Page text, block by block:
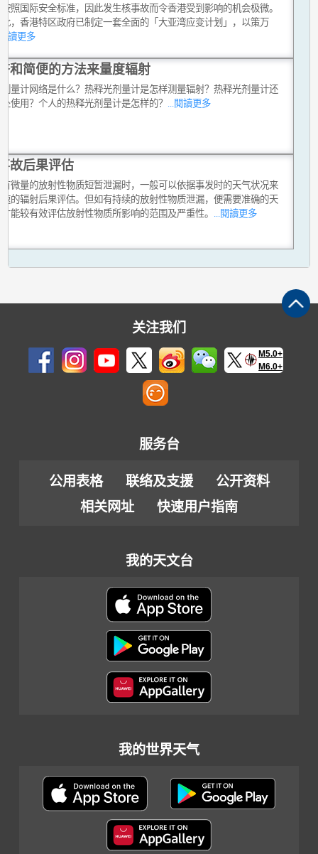
照国际安全标准，因此发生核事故而令香港受到影响的机会极微。
，香港特区政府已制定一套全面的「大亚湾应变计划」，以策万
讀更多
和简便的方法来量度辐射
量计网络是什么？热释光剂量计是怎样测量辐射？热释光剂量计还
使用？个人的热释光剂量计是怎样的？ ...閱讀更多
故后果评估
微量的放射性物质短暂泄漏时，一般可以依据事发时的天气状况来
的辐射后果评估。但如有持续的放射性物质泄漏，便需要准确的天
能较有效评估放射性物质所影响的范围及严重性。
...閱讀更多
关注我们
M5.0+
M6.0+
服务台
公用表格 联络及支援
公开资料
相关网址
快速用户指南
我的天文台
我的世界天气